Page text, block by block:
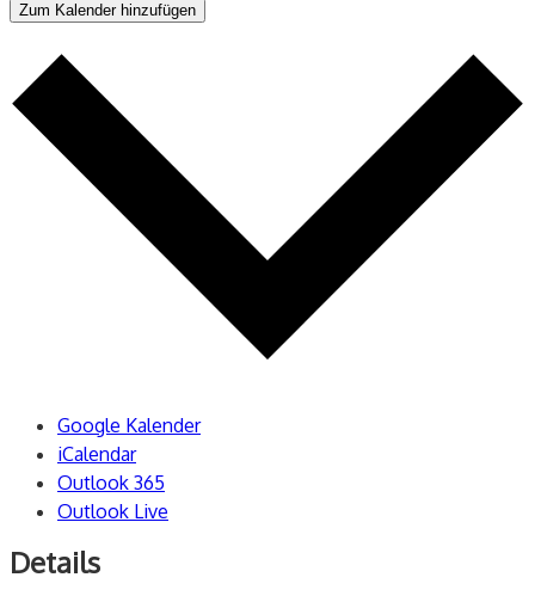
Zum Kalender hinzufügen
Google Kalender
iCalendar
Outlook 365
Outlook Live
Details